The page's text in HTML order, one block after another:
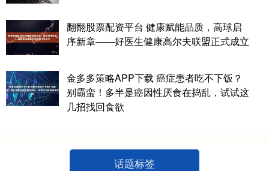
翻翻股票配资平台 健康赋能品质，高球启
序新章——好医生健康高尔夫联盟正式成立
金多多策略APP下载 癌症患者吃不下饭？
别霸蛮！多半是癌因性厌食在捣乱，试试这
几招找回食欲
话题标签